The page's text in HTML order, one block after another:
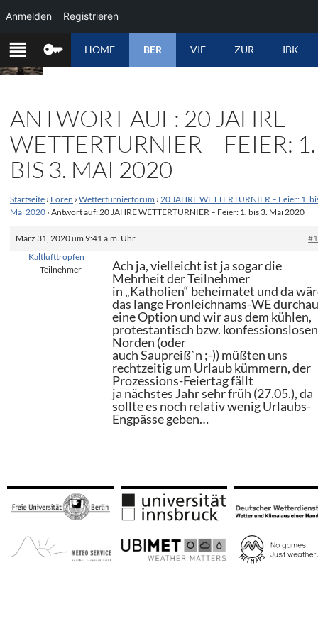
ZUM
INHALT
SPRINGEN
HOME BER VIE ZUR IBK
ANTWORT AUF: 20 JAHRE
WETTERTURNIER – FEIER: 1.
BIS 3. MAI 2020
Startseite › Foren › Wetterturnierforum › 20 JAHRE WETTERTURNIER – Feier: 1.
Mai 2020 › Antwort auf: 20 JAHRE WETTERTURNIER – Feier: 1. bis 3. Mai 2020
März 31, 2020 um 9:41 a.m. Uhr
Kaltlufttropfen
Teilnehmer
Ach ja, vielleicht ist ja sogar die
Mehrheit der Teilnehmer
in „Katholien“ beheimatet und da
das lange Fronleichnams-WE
eine Option und wir aus dem kühlen,
protestantisch bzw. konfessionslosen
Norden (oder
auch Saupreiß`n ;-)) müßten uns
rechtzeitig um Urlaub kümmern, der
Prozessions-Feiertag fällt
ja nächstes Jahr sehr früh (27.05.), da
sollte es noch relativ wenig Urlaubs-
Engpässe geben…
Anmelden Registrieren